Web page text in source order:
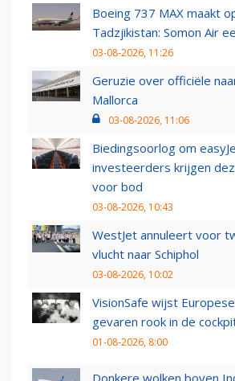
Boeing 737 MAX maakt
Tadzjikistan: Somon Air
03-08-2026, 11:26
Geruzie over officiële
Mallorca
03-08-2026, 11:06
Biedingsoorlog om
investeerders krijgen
voor bod
03-08-2026, 10:43
WestJet annuleert voor
vlucht naar Schiphol
03-08-2026, 10:02
VisionSafe wijst
gevaren rook in de
01-08-2026, 8:00